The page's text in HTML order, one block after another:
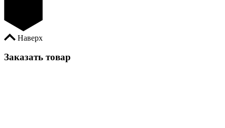
Наверх
Заказать товар